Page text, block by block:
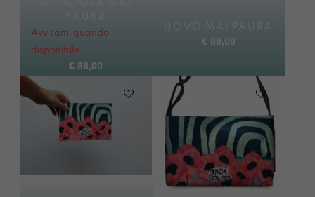
Avvisami quando
disponibile
€ 88,00
UOVO MAI PAURA
€ 88,00